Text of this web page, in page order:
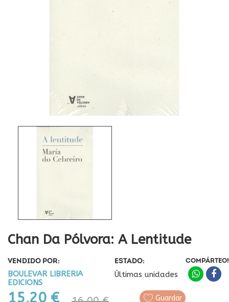
Chan Da Pólvora: A Lentitude
VENDIDO POR:
BOULEVAR LIBRERIA
EDICIONS
ESTADO:
Últimas unidades
15,20 €
COMPÁRTEO!
Guardar